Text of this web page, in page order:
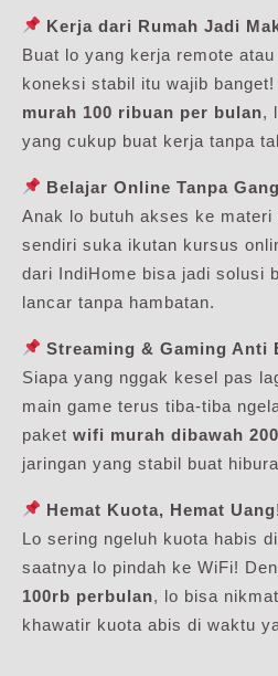
Kerja dari Rumah Jadi
Buat lo yang kerja remote
koneksi stabil itu wajib
murah 100 ribuan per bulan,
yang cukup buat kerja tanpa
Belajar Online Tanpa
Anak lo butuh akses ke materi
sendiri suka ikutan kursus
dari IndiHome bisa jadi solusi
lancar tanpa hambatan.
Streaming & Gaming Anti
Siapa yang nggak kesel pas
main game terus tiba-tiba
paket wifi murah dibawah
jaringan yang stabil buat
Hemat Kuota, Hemat
Lo sering ngeluh kuota habis
saatnya lo pindah ke WiFi!
100rb perbulan, lo bisa
khawatir kuota abis di waktu